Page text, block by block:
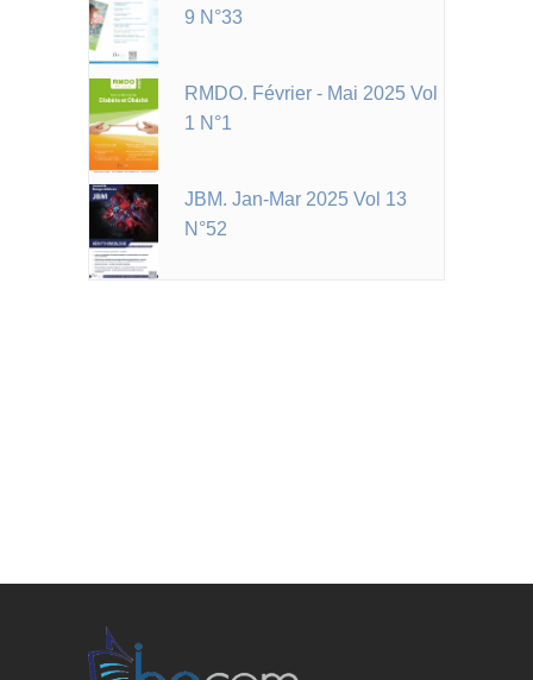
9 N°33
RMDO. Février - Mai 2025 Vol
1 N°1
JBM. Jan-Mar 2025 Vol 13
N°52